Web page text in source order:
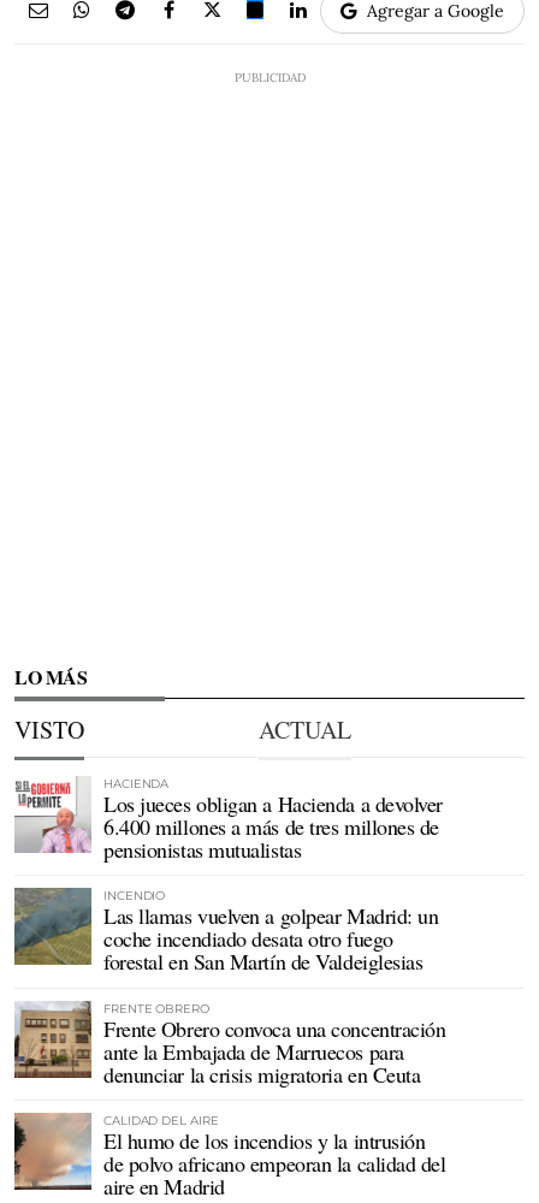
Agregar a Google
LO MÁS
VISTO ACTUAL
HACIENDA
Los jueces obligan a Hacienda a devolver
6.400 millones a más de tres millones de
pensionistas mutualistas
INCENDIO
Las llamas vuelven a golpear Madrid: un
coche incendiado desata otro fuego
forestal en San Martín de Valdeiglesias
FRENTE OBRERO
Frente Obrero convoca una concentración
ante la Embajada de Marruecos para
denunciar la crisis migratoria en Ceuta
CALIDAD DEL AIRE
El humo de los incendios y la intrusión
de polvo africano empeoran la calidad del
aire en Madrid